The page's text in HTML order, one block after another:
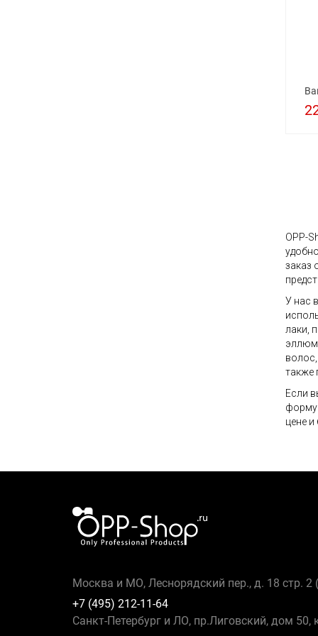
OPP-
заказ
У нас
лаки,
также
Если
форму
цене
Москва и МО, Леснорядский пер., д. 18 стр. 2
+7 (495) 212-11-64
Санкт-Петербург и ЛО, пр.Лиговский, дом 50,